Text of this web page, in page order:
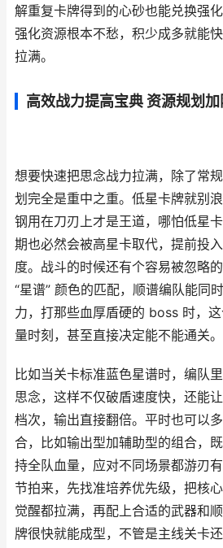
解重复卡牌得到的心砂也能兑换强
强化资源根本不愁，积少成多就能
拉满。
高效战力提高宝典 资源规划
想要快速把思念战力拉满，除了常
划完全是重中之重。低星卡牌就别
钢用在刀刃上才是王道，哪怕低星
期也必然会被高星卡取代，提前投
度。战斗的时候还有个容易被忽略
“星谱” 颜色的匹配，顺谱编队能同
力，打那些血厚盾硬的 boss 时，
量时刻，甚至直接决定能不能通关。
比如当关卡标准蓝色星谱时，编队
思念，这样不仅破盾速度快，还能
档次，输出直接翻倍。平时也可以
合，比如输出型加辅助型的组合，
持全队血量，应对不同场景都游刃
节拍来，先找准培养优先级，把核
觉醒都拉满，再配上合适的武器和
牌很快就能成型，不管是主线关卡